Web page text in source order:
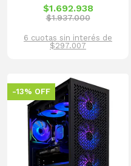
$1.692.938
$1.937.000
6 cuotas sin interés de
$297.007
-13% OFF